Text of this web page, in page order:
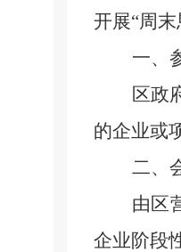
开展“周
一、
区政
的企业或
二、
由区
企业阶段